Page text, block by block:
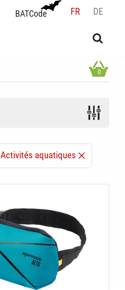
BATCode FR DE
OK
0
Activités aquatiques